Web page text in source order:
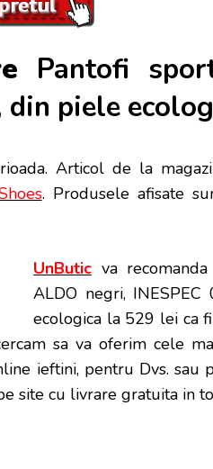
Pantofi
din piele
. Articol de la
. Produsele afisate
UnButic va
ALDO negri,
ecologica la 529 lei ca
sa va oferim cele
ieftini, pentru Dvs. sau
site cu livrare gratuita in